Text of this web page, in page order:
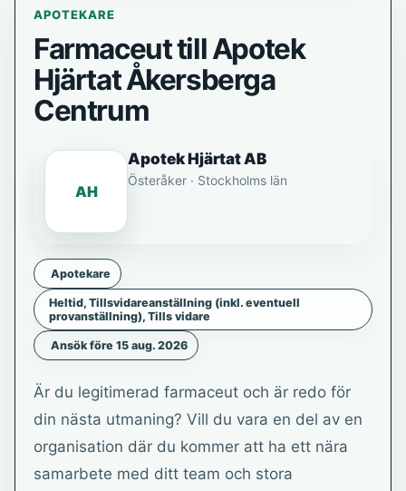
APOTEKARE
Farmaceut till Apotek
Hjärtat Åkersberga
Centrum
AH
Apotek Hjärtat AB
Österåker · Stockholms län
Apotekare
Heltid, Tillsvidareanställning (inkl. eventuell
provanställning), Tills vidare
Ansök före 15 aug. 2026
Är du legitimerad farmaceut och är redo för
din nästa utmaning? Vill du vara en del av en
organisation där du kommer att ha ett nära
samarbete med ditt team och stora